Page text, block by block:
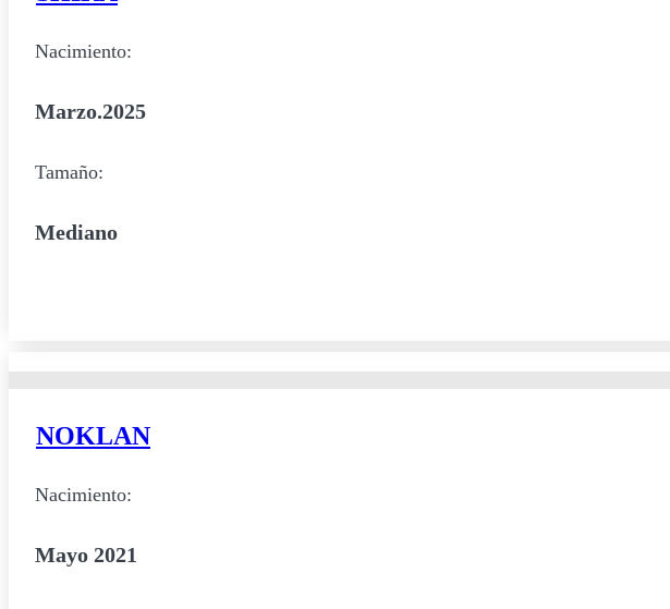
Nacimiento:
Marzo.2025
Tamaño:
Mediano
NOKLAN
Nacimiento:
Mayo 2021